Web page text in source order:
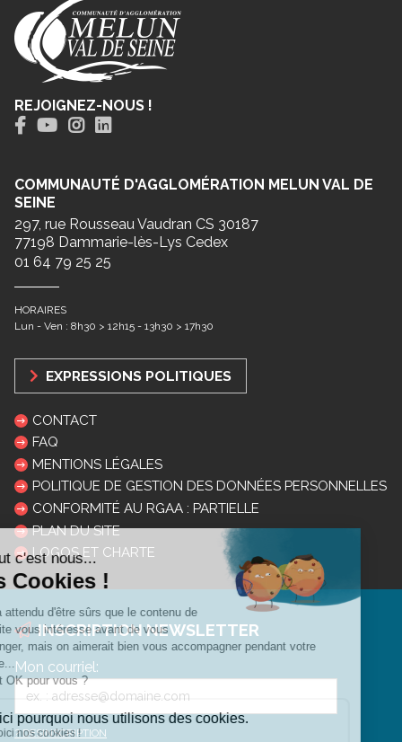
REJOIGNEZ-NOUS !
COMMUNAUTÉ D'AGGLOMÉRATION MELUN VAL DE
SEINE
297, rue Rousseau Vaudran CS 30187
77198 Dammarie-lès-Lys Cedex
01 64 79 25 25
HORAIRES
Lun - Ven : 8h30 > 12h15 - 13h30 > 17h30
EXPRESSIONS POLITIQUES
CONTACT
FAQ
MENTIONS LÉGALES
POLITIQUE DE GESTION DES DONNÉES PERSONNELLES
CONFORMITÉ AU RGAA : PARTIELLE
PLAN DU SITE
LOGOS ET CHARTE
INSCRIPTION NEWSLETTER
Mon courriel:
DESINSCRIPTION